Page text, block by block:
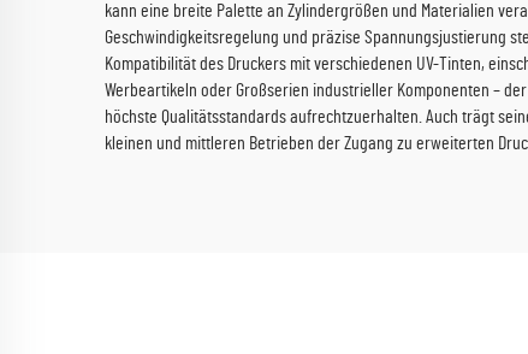
kann eine breite Palette an Zylindergrößen und Materialien
Geschwindigkeitsregelung und präzise Spannungsjustierung
Kompatibilität des Druckers mit verschiedenen UV-Tinten,
Werbeartikeln oder Großserien industrieller Komponenten –
höchste Qualitätsstandards aufrechtzuerhalten. Auch trägt
kleinen und mittleren Betrieben der Zugang zu erweiterten